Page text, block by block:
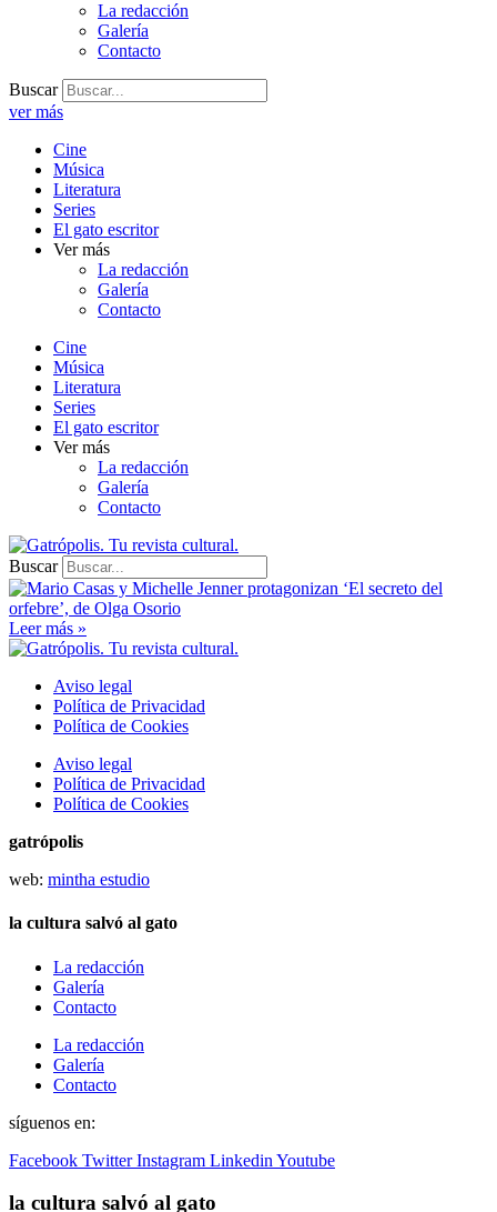
La redacción
Galería
Contacto
Buscar
ver más
Cine
Música
Literatura
Series
El gato escritor
Ver más
La redacción
Galería
Contacto
Cine
Música
Literatura
Series
El gato escritor
Ver más
La redacción
Galería
Contacto
Buscar
Leer más »
Aviso legal
Política de Privacidad
Política de Cookies
Aviso legal
Política de Privacidad
Política de Cookies
gatrópolis
web: mintha estudio
la cultura salvó al gato
La redacción
Galería
Contacto
La redacción
Galería
Contacto
síguenos en:
Facebook Twitter Instagram Linkedin Youtube
la cultura salvó al gato